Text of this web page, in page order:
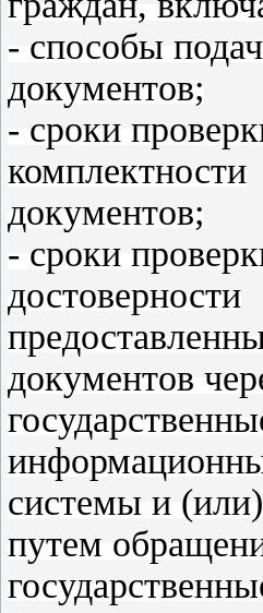
- способы
документов;
- сроки
комплектности
документов;
- сроки
достоверности
документов
системы и (или)
путем